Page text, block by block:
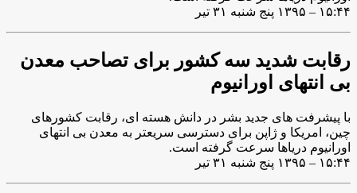
۱۵:۴۴ – ۱۳۹۵ پنج شنبه ۳۱ تیر
رقابت شدید سه کشور برای تصاحب معدن
بی انتهای اورانیوم
با پیشرفت های جدید بشر در دانش هسته ای، رقابت کشورهای
چین، امریکا و ژاپن برای دسترسی سریعتر به معدن بی انتهای
اورانیوم دریاها سرعت گرفته است.
۱۵:۴۴ – ۱۳۹۵ پنج شنبه ۳۱ تیر